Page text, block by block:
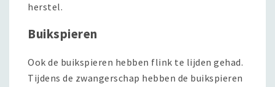
herstel.
Buikspieren
Ook de buikspieren hebben flink te lijden gehad.
Tijdens de zwangerschap hebben de buikspieren